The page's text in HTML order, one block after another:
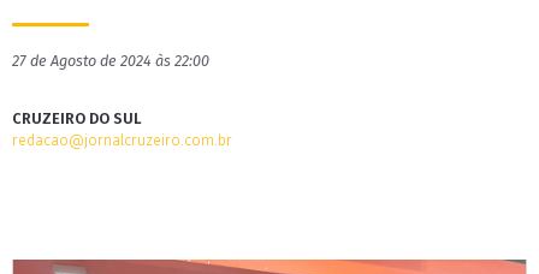
27 de Agosto de 2024 às 22:00
CRUZEIRO DO SUL
redacao@jornalcruzeiro.com.br